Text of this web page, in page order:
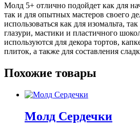
Молд 5+ отлично подойдет как для
так и для опытных мастеров своего
использоваться как для изомальта,
глазури, мастики и пластичного
используются для декора тортов,
плиток, а также для составления
Похожие товары
Молд Сердечки